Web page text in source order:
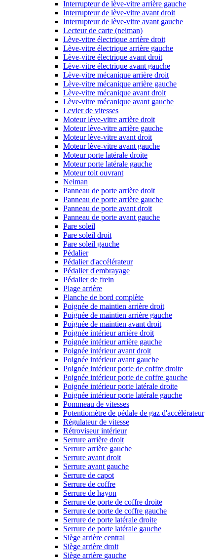
Interrupteur de lève-vitre arrière gauche
Interrupteur de lève-vitre avant droit
Interrupteur de lève-vitre avant gauche
Lecteur de carte (neiman)
Lève-vitre électrique arrière droit
Lève-vitre électrique arrière gauche
Lève-vitre électrique avant droit
Lève-vitre électrique avant gauche
Lève-vitre mécanique arrière droit
Lève-vitre mécanique arrière gauche
Lève-vitre mécanique avant droit
Lève-vitre mécanique avant gauche
Levier de vitesses
Moteur lève-vitre arrière droit
Moteur lève-vitre arrière gauche
Moteur lève-vitre avant droit
Moteur lève-vitre avant gauche
Moteur porte latérale droite
Moteur porte latérale gauche
Moteur toit ouvrant
Neiman
Panneau de porte arrière droit
Panneau de porte arrière gauche
Panneau de porte avant droit
Panneau de porte avant gauche
Pare soleil
Pare soleil droit
Pare soleil gauche
Pédalier
Pédalier d'accélérateur
Pédalier d'embrayage
Pédalier de frein
Plage arrière
Planche de bord complète
Poignée de maintien arrière droit
Poignée de maintien arrière gauche
Poignée de maintien avant droit
Poignée intérieur arrière droit
Poignée intérieur arrière gauche
Poignée intérieur avant droit
Poignée intérieur avant gauche
Poignée intérieur porte de coffre droite
Poignée intérieur porte de coffre gauche
Poignée intérieur porte latérale droite
Poignée intérieur porte latérale gauche
Pommeau de vitesses
Potentiomètre de pédale de gaz d'accélérateur
Régulateur de vitesse
Rétroviseur intérieur
Serrure arrière droit
Serrure arrière gauche
Serrure avant droit
Serrure avant gauche
Serrure de capot
Serrure de coffre
Serrure de hayon
Serrure de porte de coffre droite
Serrure de porte de coffre gauche
Serrure de porte latérale droite
Serrure de porte latérale gauche
Siège arrière central
Siège arrière droit
Siège arrière gauche